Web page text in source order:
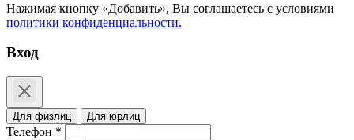
Нажимая кнопку «Добавить», Вы соглашаетесь c условиями
политики конфиденциальности.
Вход
Для физлиц Для юрлиц
Телефон *